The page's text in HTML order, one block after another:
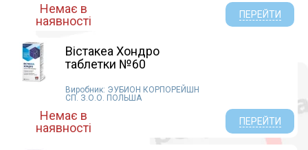
Немає в
наявності
ПЕРЕЙТИ
Вістакеа Хондро
таблетки №60
Виробник: ЭУБИОН КОРПОРЕЙШН
СП. З.О.О. ПОЛЬША
Немає в
наявності
ПЕРЕЙТИ